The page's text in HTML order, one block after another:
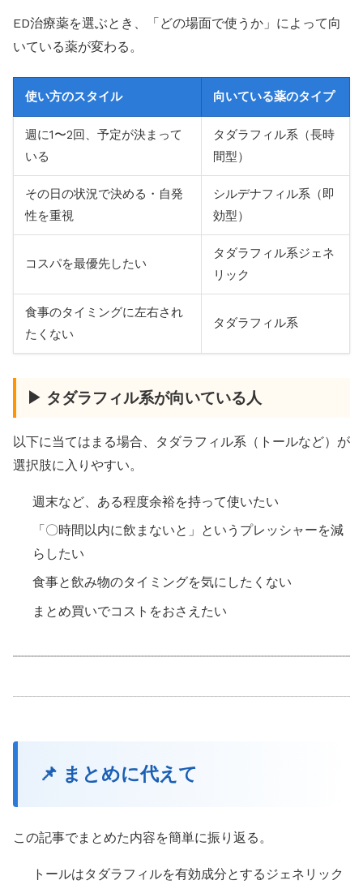
ED治療薬を選ぶとき、「どの場面で使うか」によって向
いている薬が変わる。
使い方のスタイル 向いている薬のタイプ
週に1〜2回、予定が決まって
いる
タダラフィル系（長時
間型）
その日の状況で決める・自発
性を重視
シルデナフィル系（即
効型）
コスパを最優先したい
タダラフィル系ジェネ
リック
食事のタイミングに左右され
たくない
タダラフィル系
▶ タダラフィル系が向いている人
以下に当てはまる場合、タダラフィル系（トールなど）が
選択肢に入りやすい。
週末など、ある程度余裕を持って使いたい
「〇時間以内に飲まないと」というプレッシャーを減
らしたい
食事と飲み物のタイミングを気にしたくない
まとめ買いでコストをおさえたい
📌 まとめに代えて
この記事でまとめた内容を簡単に振り返る。
トールはタダラフィルを有効成分とするジェネリック